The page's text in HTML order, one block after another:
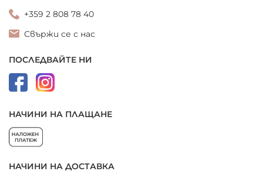
+359 2 808 78 40
Свържи се с нас
ПОСЛЕДВАЙТЕ НИ
НАЧИНИ НА ПЛАЩАНЕ
НАЧИНИ НА ДОСТАВКА